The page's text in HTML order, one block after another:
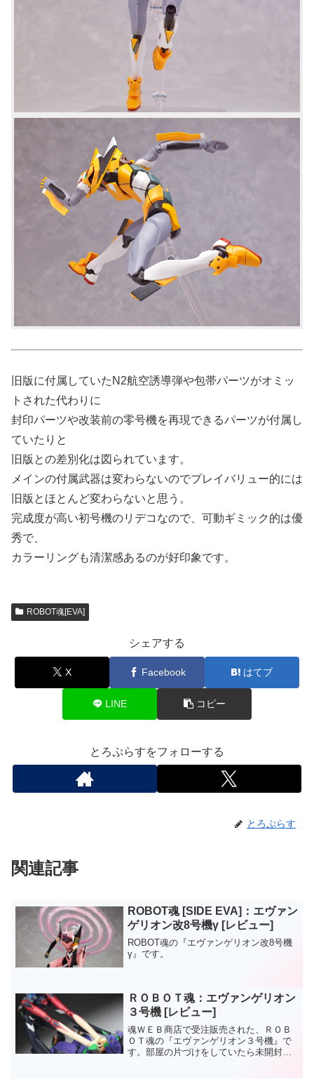
旧版に付属していたN2航空誘導弾や包帯パーツがオミッ
トされた代わりに
封印パーツや改装前の零号機を再現できるパーツが付属し
ていたりと
旧版との差別化は図られています。
メインの付属武器は変わらないのでプレイバリュー的には
旧版とほとんど変わらないと思う。
完成度が高い初号機のリデコなので、可動ギミック的は優
秀で、
カラーリングも清潔感あるのが好印象です。
ROBOT魂[EVA]
シェアする
X Facebook はてブ
LINE コピー
とろぷらすをフォローする
とろぷらす
関連記事
ROBOT魂 [SIDE EVA]：エヴァン
ゲリオン改8号機γ [レビュー]
ROBOT魂の『エヴァンゲリオン改8号機
γ』です。
ＲＯＢＯＴ魂：エヴァンゲリオン
３号機 [レビュー]
魂ＷＥＢ商店で受注販売された、ＲＯＢ
ＯＴ魂の『エヴァンゲリオン３号機』で
す。部屋の片づけをしていたら未開封の